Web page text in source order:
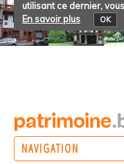
utilisant ce dernier,
En savoir plus
OK
NAVIGATION